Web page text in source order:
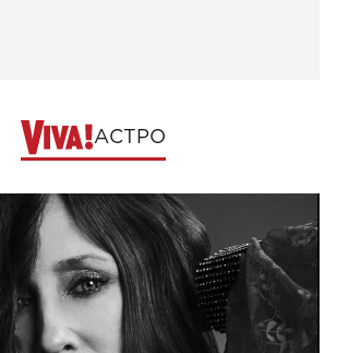
АСТРО